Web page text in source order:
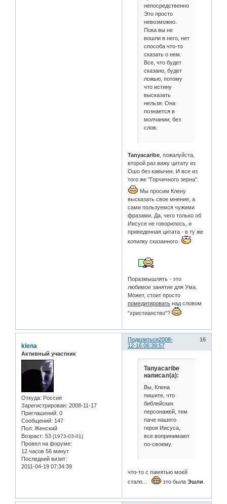
непосредственно.
Это просто
невозможно.
Пока вы не
вошли в него, нет
способа что-то
сказать о нем.
Все, что будет
сказано, будет
ложью, потому
что истину
высказать
нельзя. Она
познается в
молчании, без
слов.
Tanyacaribe , пожалуйста,
второй раз вижу цитату из
Ошо без кавычек. И все из
того же "Горчичного зерна".
Мы просим Клену
высказать свое мнение, а
сами пользуемся чужими
фразами. Да, чего только об
Иисусе не говорилось, и
приведенная цитата - в ту же
копилку сказанного.
Поразмышлять - это
любимое занятие для Ума.
Может, стоит просто
помедитировать над словом
"христианство"?
Поделиться 16
2008-
12-16 06:39:57
klena
Активный участник
Откуда: Россия
Зарегистрирован: 2008-11-17
Приглашений: 0
Сообщений: 147
Пол: Женский
Возраст: 53 [1973-03-01]
Провел на форуме:
12 часов 56 минут
Последний визит:
2011-04-19 07:34:39
Tanyacaribe
написал(а):
Вы, Клена
пишите, что
библейских
персонажей, тем
паче нашего
героя Иисуса,
все вопринимают
по-своему.
что-то с памятью моей
стало...
это былаЭшли